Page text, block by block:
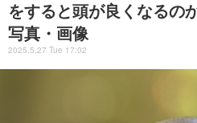
をすると頭が良くなるの
写真・画像
2025.5.27 Tue 17:02